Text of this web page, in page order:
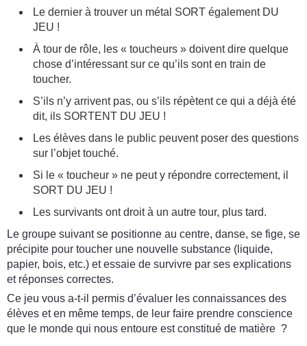
Le dernier à trouver un métal SORT également DU
JEU !
À tour de rôle, les « toucheurs » doivent dire quelque
chose d’intéressant sur ce qu’ils sont en train de
toucher.
S’ils n’y arrivent pas, ou s’ils répètent ce qui a déjà été
dit, ils SORTENT DU JEU !
Les élèves dans le public peuvent poser des questions
sur l’objet touché.
Si le « toucheur » ne peut y répondre correctement, il
SORT DU JEU !
Les survivants ont droit à un autre tour, plus tard.
Le groupe suivant se positionne au centre, danse, se fige, se
précipite pour toucher une nouvelle substance (liquide,
papier, bois, etc.) et essaie de survivre par ses explications
et réponses correctes.
Ce jeu vous a-t-il permis d’évaluer les connaissances des
élèves et en même temps, de leur faire prendre conscience
que le monde qui nous entoure est constitué de matière ?